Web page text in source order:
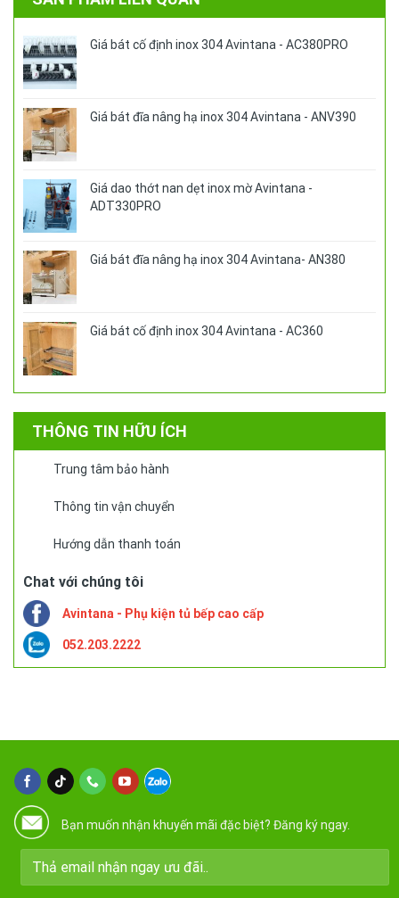
Giá bát cố định inox 304 Avintana - AC380PRO
Giá bát đĩa nâng hạ inox 304 Avintana - ANV390
Giá dao thớt nan dẹt inox mờ Avintana -
ADT330PRO
Giá bát đĩa nâng hạ inox 304 Avintana- AN380
Giá bát cố định inox 304 Avintana - AC360
THÔNG TIN HỮU ÍCH
Trung tâm bảo hành
Thông tin vận chuyển
Hướng dẫn thanh toán
Chat với chúng tôi
Avintana - Phụ kiện tủ bếp cao cấp
052.203.2222
Bạn muốn nhận khuyến mãi đặc biệt? Đăng ký ngay.